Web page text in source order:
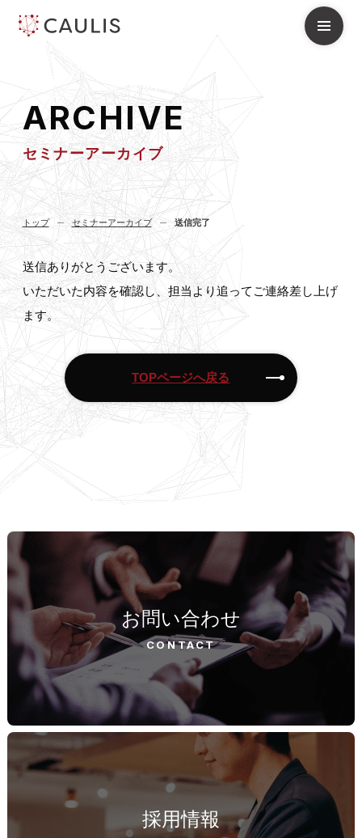
ARCHIVE
セミナーアーカイブ
トップ セミナーアーカイブ 送信完了
送信ありがとうございます。
いただいた内容を確認し、担当より追ってご連絡差し上げ
ます。
TOPページへ戻る
お問い合わせ
CONTACT
採用情報